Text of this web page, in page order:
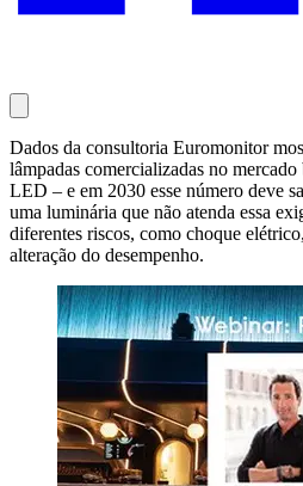
Dados da consultoria Euromonitor
lâmpadas comercializadas no
LED – e em 2030 esse número deve
uma luminária que não atenda essa
diferentes riscos, como choque
alteração do desempenho.